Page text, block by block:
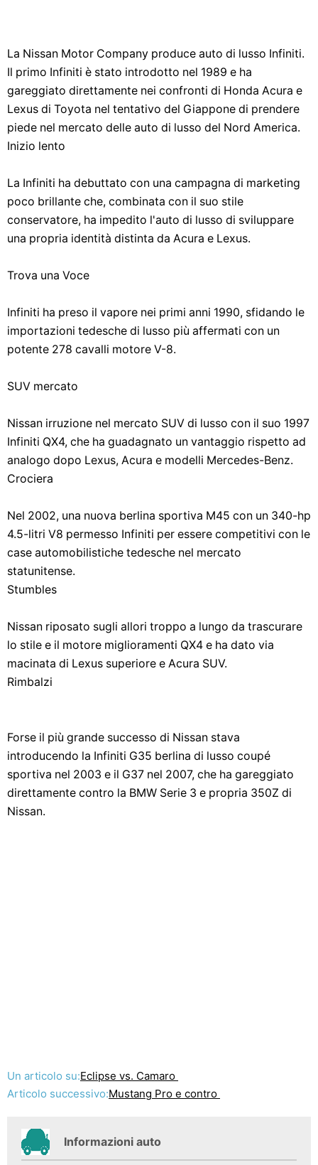
La Nissan Motor Company produce auto di lusso Infiniti.
Il primo Infiniti è stato introdotto nel 1989 e ha
gareggiato direttamente nei confronti di Honda Acura e
Lexus di Toyota nel tentativo del Giappone di prendere
piede nel mercato delle auto di lusso del Nord America.
Inizio lento
La Infiniti ha debuttato con una campagna di marketing
poco brillante che, combinata con il suo stile
conservatore, ha impedito l'auto di lusso di sviluppare
una propria identità distinta da Acura e Lexus.
Trova una Voce
Infiniti ha preso il vapore nei primi anni 1990, sfidando le
importazioni tedesche di lusso più affermati con un
potente 278 cavalli motore V-8.
SUV mercato
Nissan irruzione nel mercato SUV di lusso con il suo 1997
Infiniti QX4, che ha guadagnato un vantaggio rispetto ad
analogo dopo Lexus, Acura e modelli Mercedes-Benz.
Crociera
Nel 2002, una nuova berlina sportiva M45 con un 340-hp
4.5-litri V8 permesso Infiniti per essere competitivi con le
case automobilistiche tedesche nel mercato
statunitense.
Stumbles
Nissan riposato sugli allori troppo a lungo da trascurare
lo stile e il motore miglioramenti QX4 e ha dato via
macinata di Lexus superiore e Acura SUV.
Rimbalzi
Forse il più grande successo di Nissan stava
introducendo la Infiniti G35 berlina di lusso coupé
sportiva nel 2003 e il G37 nel 2007, che ha gareggiato
direttamente contro la BMW Serie 3 e propria 350Z di
Nissan.
Un articolo su:Eclipse vs. Camaro
Articolo successivo:Mustang Pro e contro
Informazioni auto